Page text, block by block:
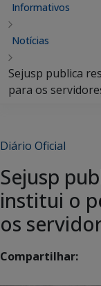
Informativos
Notícias
Sejusp publica
para os
Diário Oficial
Sejusp
institui o
os
Compartilhar: